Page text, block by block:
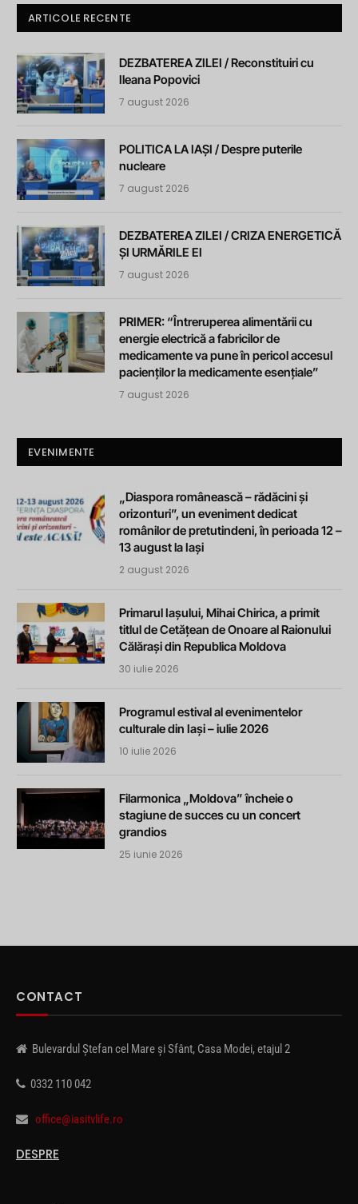
ARTICOLE RECENTE
DEZBATEREA ZILEI / Reconstituiri cu
Ileana Popovici
7 august 2026
POLITICA LA IAȘI / Despre puterile
nucleare
7 august 2026
DEZBATEREA ZILEI / CRIZA ENERGETICĂ
ȘI URMĂRILE EI
7 august 2026
PRIMER: “Întreruperea alimentării cu
energie electrică a fabricilor de
medicamente va pune în pericol accesul
pacienților la medicamente esențiale”
7 august 2026
EVENIMENTE
„Diaspora românească – rădăcini și
orizonturi”, un eveniment dedicat
românilor de pretutindeni, în perioada 12 –
13 august la Iași
2 august 2026
Primarul Iașului, Mihai Chirica, a primit
titlul de Cetățean de Onoare al Raionului
Călărași din Republica Moldova
30 iulie 2026
Programul estival al evenimentelor
culturale din Iași – iulie 2026
10 iulie 2026
Filarmonica „Moldova” încheie o
stagiune de succes cu un concert
grandios
25 iunie 2026
CONTACT
Bulevardul Ștefan cel Mare și Sfânt, Casa Modei, etajul 2
0332 110 042
office@iasitvlife.ro
DESPRE